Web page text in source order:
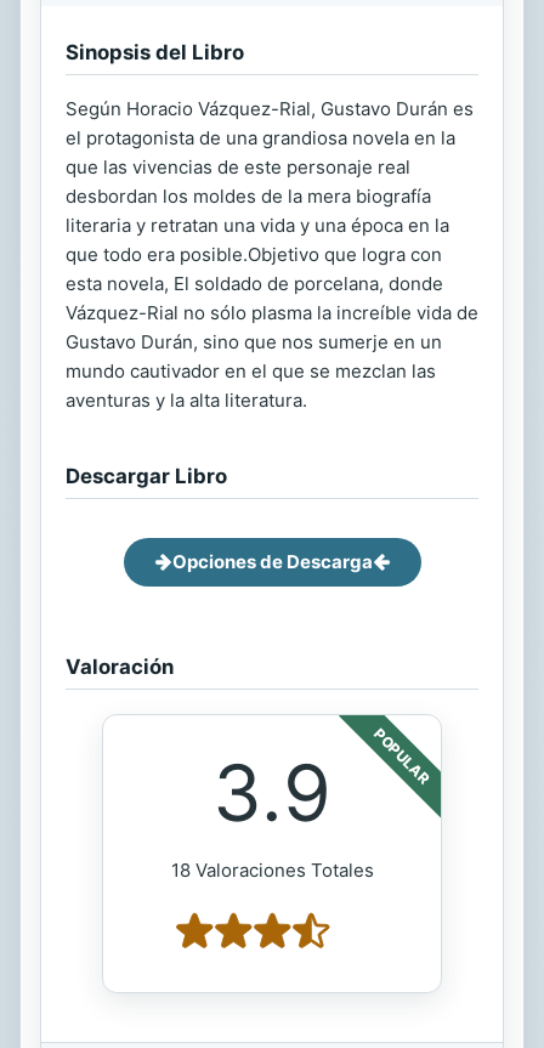
Sinopsis del Libro
Según Horacio Vázquez-Rial, Gustavo Durán es
el protagonista de una grandiosa novela en la
que las vivencias de este personaje real
desbordan los moldes de la mera biografía
literaria y retratan una vida y una época en la
que todo era posible.Objetivo que logra con
esta novela, El soldado de porcelana, donde
Vázquez-Rial no sólo plasma la increíble vida de
Gustavo Durán, sino que nos sumerje en un
mundo cautivador en el que se mezclan las
aventuras y la alta literatura.
Descargar Libro
Opciones de Descarga
Valoración
POPULAR
3.9
18 Valoraciones Totales